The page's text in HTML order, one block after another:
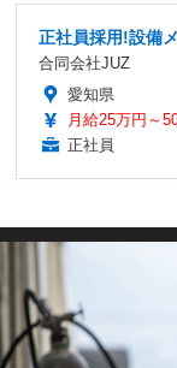
正社員採用!設備
合同会社JUZ
愛知県
月給25万円～
正社員